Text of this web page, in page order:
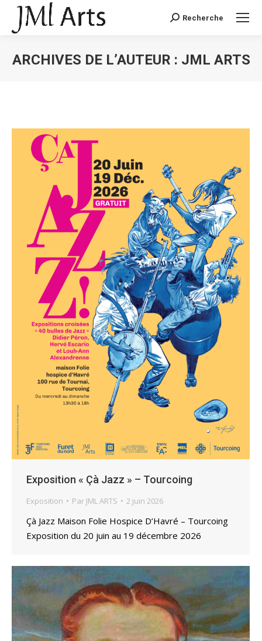
Recherche
Recherche
ARCHIVES DE L’AUTEUR : JML ARTS
Exposition « Çà Jazz » – Tourcoing
Exposition Par JML ARTS 2 juin 2026
Çà Jazz Maison Folie Hospice D’Havré – Tourcoing
Exposition du 20 juin au 19 décembre 2026